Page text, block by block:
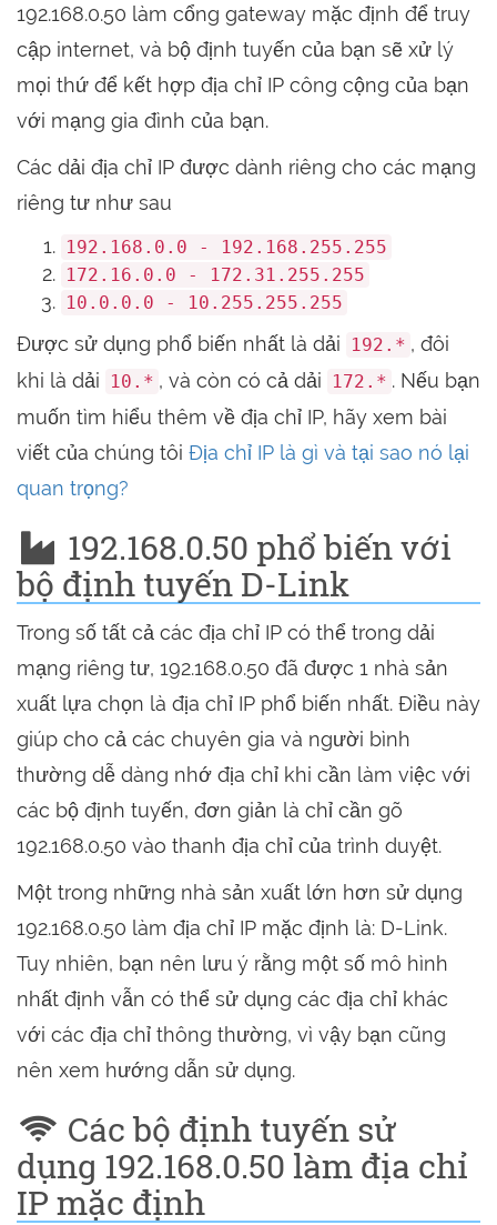
192.168.0.50 làm cổng gateway mặc định để truy
cập internet, và bộ định tuyến của bạn sẽ xử lý
mọi thứ để kết hợp địa chỉ IP công cộng của bạn
với mạng gia đình của bạn.
Các dải địa chỉ IP được dành riêng cho các mạng
riêng tư như sau
192.168.0.0 - 192.168.255.255
172.16.0.0 - 172.31.255.255
10.0.0.0 - 10.255.255.255
Được sử dụng phổ biến nhất là dải 192.* , đôi
khi là dải
10.* , và còn có cả dải 172.* . Nếu bạn
muốn tìm hiểu thêm về địa chỉ IP, hãy xem bài
viết của chúng tôi Địa chỉ IP là gì và tại sao nó lại
quan trọng?
192.168.0.50 phổ biến với
bộ định tuyến D-Link
Trong số tất cả các địa chỉ IP có thể trong dải
mạng riêng tư, 192.168.0.50 đã được 1 nhà sản
xuất lựa chọn là địa chỉ IP phổ biến nhất. Điều này
giúp cho cả các chuyên gia và người bình
thường dễ dàng nhớ địa chỉ khi cần làm việc với
các bộ định tuyến, đơn giản là chỉ cần gõ
192.168.0.50 vào thanh địa chỉ của trình duyệt.
Một trong những nhà sản xuất lớn hơn sử dụng
192.168.0.50 làm địa chỉ IP mặc định là: D-Link.
Tuy nhiên, bạn nên lưu ý rằng một số mô hình
nhất định vẫn có thể sử dụng các địa chỉ khác
với các địa chỉ thông thường, vì vậy bạn cũng
nên xem hướng dẫn sử dụng.
Các bộ định tuyến sử
dụng 192.168.0.50 làm địa chỉ
IP mặc định